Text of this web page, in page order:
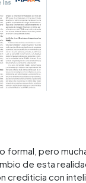
formal, pero
de esta
crediticia con